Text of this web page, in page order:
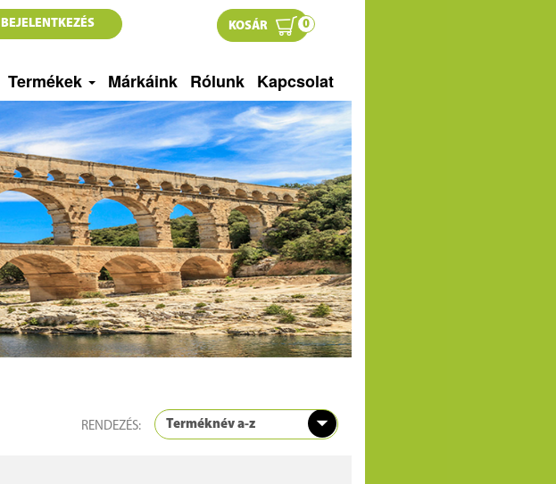
BEJELENTKEZÉS KOSÁR 0
Termékek Márkáink Rólunk Kapcsolat
RENDEZÉS: